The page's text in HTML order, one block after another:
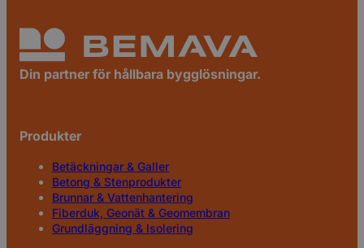
Din partner för hållbara bygglösningar.
Produkter
Betäckningar & Galler
Betong & Stenprodukter
Brunnar & Vattenhantering
Fiberduk, Geonät & Geomembran
Grundläggning & Isolering